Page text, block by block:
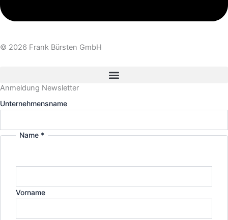
© 2026 Frank Bürsten GmbH
Anmeldung Newsletter
Unternehmensname
Name *
Vorname